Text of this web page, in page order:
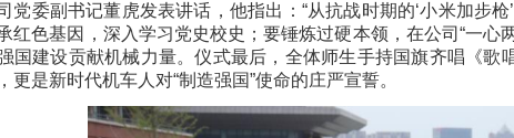
党委副书记董虎发表讲话，他指出：“从抗战时期的‘小米加步
红色基因，深入学习党史校史；要锤炼过硬本领，在公司“一心
国建设贡献机械力量。仪式最后，全体师生手持国旗齐唱《
更是新时代机车人对“制造强国”使命的庄严宣誓。